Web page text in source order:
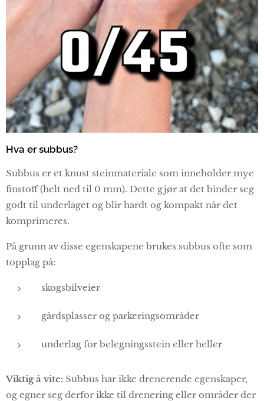
Hva er subbus?
Subbus er et knust steinmateriale som inneholder mye
finstoff (helt ned til 0 mm). Dette gjør at det binder seg
godt til underlaget og blir hardt og kompakt når det
komprimeres.
På grunn av disse egenskapene brukes subbus ofte som
topplag på:
skogsbilveier
gårdsplasser og parkeringsområder
underlag for belegningsstein eller heller
Viktig å vite: Subbus har ikke drenerende egenskaper,
og egner seg derfor ikke til drenering eller områder der